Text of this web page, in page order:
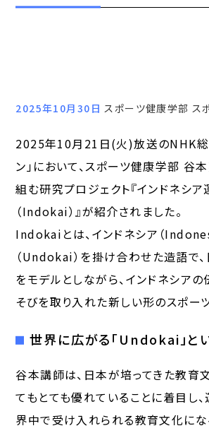
2025年10月30日スポーツ健康学部 ス
2025年10月21日(火)放送のNHK総
ン」において、スポーツ健康学部 谷
組む研究プロジェクト『インドネシ
（Indokai）』が紹介されました。
Indokaiとは、インドネシア（
（Undokai）を掛け合わせた造語で、
をモデルとしながら、インドネシア
そびを取り入れた新しい形のスポーツ
世界に広がる「Undokai」と
谷本講師は、日本が培ってきた教育
てもとても優れていることに着目し
界中で受け入れられる教育文化にな